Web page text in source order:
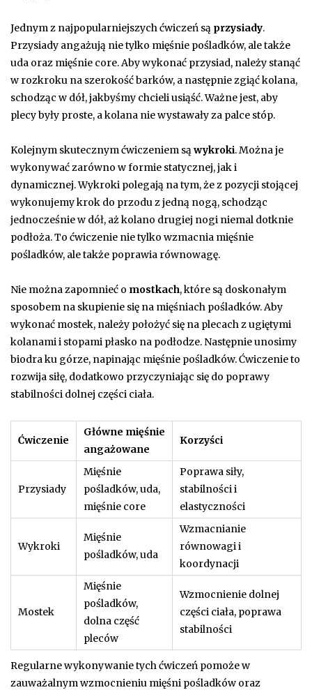
Jednym z najpopularniejszych ćwiczeń są przysiady.
Przysiady angażują nie tylko mięśnie pośladków, ale także
uda oraz mięśnie core. Aby wykonać przysiad, należy stanąć
w rozkroku na szerokość barków, a następnie zgiąć kolana,
schodząc w dół, jakbyśmy chcieli usiąść. Ważne jest, aby
plecy były proste, a kolana nie wystawały za palce stóp.
Kolejnym skutecznym ćwiczeniem sąwykroki. Można je
wykonywać zarówno w formie statycznej, jak i
dynamicznej. Wykroki polegają na tym, że z pozycji stojącej
wykonujemy krok do przodu z jedną nogą, schodząc
jednocześnie w dół, aż kolano drugiej nogi niemal dotknie
podłoża. To ćwiczenie nie tylko wzmacnia mięśnie
pośladków, ale także poprawia równowagę.
Nie można zapomnieć o mostkach, które są doskonałym
sposobem na skupienie się na mięśniach pośladków. Aby
wykonać mostek, należy położyć się na plecach z ugiętymi
kolanami i stopami płasko na podłodze. Następnie unosimy
biodra ku górze, napinając mięśnie pośladków. Ćwiczenie to
rozwija siłę, dodatkowo przyczyniając się do poprawy
stabilności dolnej części ciała.
Ćwiczenie
Główne mięśnie
angażowane
Korzyści
Przysiady
Mięśnie
pośladków, uda,
mięśnie core
Poprawa siły,
stabilności i
elastyczności
Wykroki
Mięśnie
pośladków, uda
Wzmacnianie
równowagi i
koordynacji
Mostek
Mięśnie
pośladków,
dolna część
pleców
Wzmocnienie dolnej
części ciała, poprawa
stabilności
Regularne wykonywanie tych ćwiczeń pomoże w
zauważalnym wzmocnieniu mięśni pośladków oraz